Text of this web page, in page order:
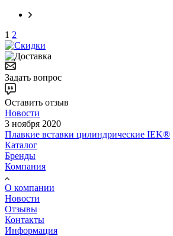
1 2
Задать вопрос
Оставить отзыв
Новости
3 ноября 2020
Плавкие вставки цилиндрические IEK®
Каталог
Бренды
Компания
О компании
Новости
Отзывы
Контакты
Информация